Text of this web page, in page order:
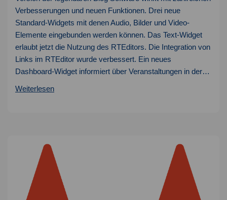
Verbesserungen und neuen Funktionen. Drei neue
Standard-Widgets mit denen Audio, Bilder und Video-
Elemente eingebunden werden können. Das Text-Widget
erlaubt jetzt die Nutzung des RTEditors. Die Integration von
Links im RTEditor wurde verbessert. Ein neues
Dashboard-Widget informiert über Veranstaltungen in der…
WeiterlesenWordPress